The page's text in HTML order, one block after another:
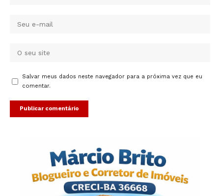
Salvar meus dados neste navegador para a próxima vez que eu
comentar.